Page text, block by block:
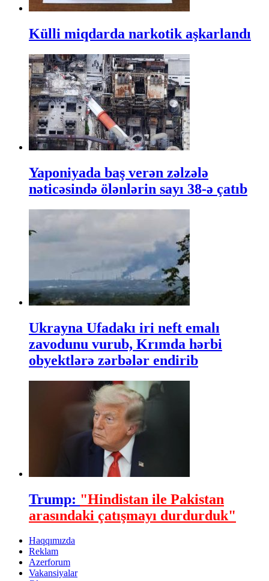
Külli miqdarda narkotik aşkarlandı
Yaponiyada baş verən zəlzələ
nəticəsində ölənlərin sayı 38-ə çatıb
Ukrayna Ufadakı iri neft emalı
zavodunu vurub, Krımda hərbi
obyektlərə zərbələr endirib
Trump: "Hindistan ile Pakistan
arasındaki çatışmayı durdurduk"
Haqqımızda
Reklam
Azerforum
Vakansiyalar